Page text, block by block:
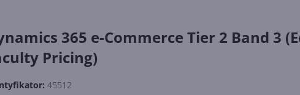
365 e-Commerce Tier 2 Band 3
Pricing)
45512